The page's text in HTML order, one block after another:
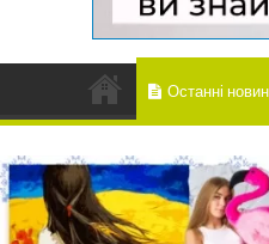
Останні